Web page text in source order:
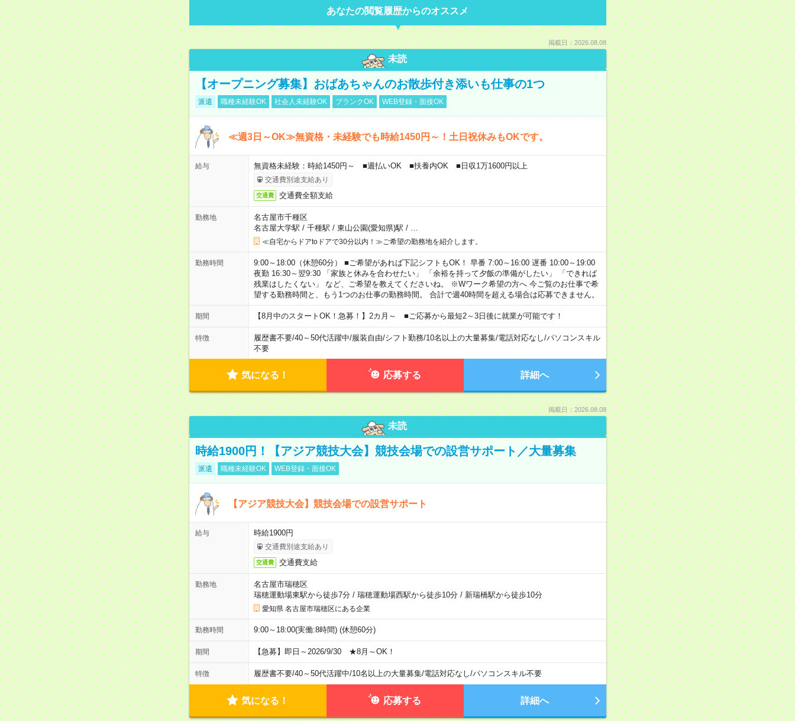
あなたの閲覧履歴からのオススメ
掲載日：2026.08.08
未読
【オープニング募集】おばあちゃんのお散歩付き添いも仕事の1つ
派遣 職種未経験OK 社会人未経験OK ブランクOK WEB登録・面接OK
≪週3日～OK≫無資格・未経験でも時給1450円～！土日祝休みもOKです。
給与 無資格未経験：時給1450円～ ■週払いOK ■扶養内OK ■日収1万1600円以上
交通費別途支給あり
交通費 交通費全額支給
勤務地
名古屋市千種区
名古屋大学駅 / 千種駅 / 東山公園(愛知県)駅 /
≪自宅からドアtoドアで30分以内！≫ご希望の勤務地を紹介します。
勤務時間
9:00～18:00（休憩60分） ■ご希望があれば下記シフトもOK！ 早番 7:00～16:00 遅番 10:00～19:00
夜勤 16:30～翌9:30 「家族と休みを合わせたい」 「余裕を持って夕飯の準備がしたい」 「できれば
残業はしたくない」 など、ご希望を教えてくださいね。 ※Wワーク希望の方へ 今ご覧のお仕事で希
望する勤務時間と、もう1つのお仕事の勤務時間。 合計で週40時間を超える場合は応募できません。
期間 【8月中のスタートOK！急募！】2カ月～ ■ご応募から最短2～3日後に就業が可能です！
特徴 履歴書不要/40～50代活躍中/服装自由/シフト勤務/10名以上の大量募集/電話対応なし/パソコンスキル
不要
気になる！ 応募する 詳細へ
掲載日：2026.08.08
未読
時給1900円！【アジア競技大会】競技会場での設営サポート／大量募集
派遣 職種未経験OK WEB登録・面接OK
【アジア競技大会】競技会場での設営サポート
給与 時給1900円
交通費別途支給あり
交通費 交通費支給
勤務地
名古屋市瑞穂区
瑞穂運動場東駅から徒歩7分/ 瑞穂運動場西駅から徒歩10分/ 新瑞橋駅から徒歩10分
愛知県 名古屋市瑞穂区にある企業
勤務時間 9:00～18:00(実働:8時間) (休憩60分)
期間 【急募】即日～2026/9/30 ★8月～OK！
特徴 履歴書不要/40～50代活躍中/10名以上の大量募集/電話対応なし/パソコンスキル不要
気になる！ 応募する 詳細へ